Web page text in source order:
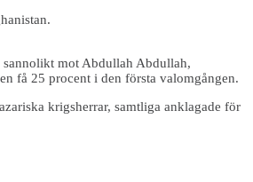
mot Abdullah Abdullah,
få 25 procent i den första valomgången.
krigsherrar, samtliga anklagade för